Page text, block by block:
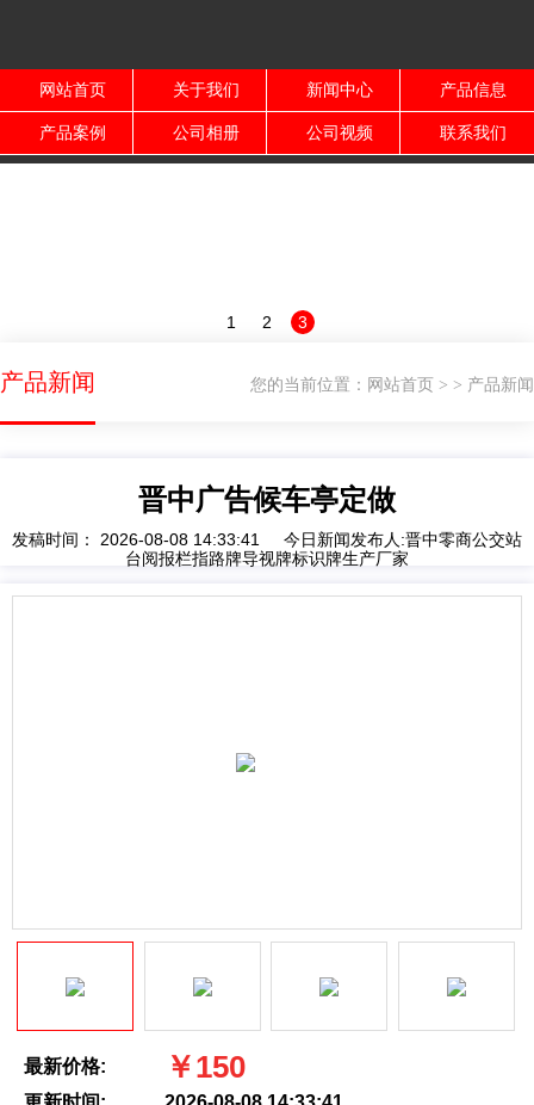
网站首页 关于我们 新闻中心 产品信息
产品案例 公司相册 公司视频 联系我们
1 2 3
产品新闻 您的当前位置： 网站首页 > > 产品新闻
晋中广告候车亭定做
发稿时间： 2026-08-08 14:33:41 今日新闻发布人:晋中零商公交站
台阅报栏指路牌导视牌标识牌生产厂家
最新价格: ￥150